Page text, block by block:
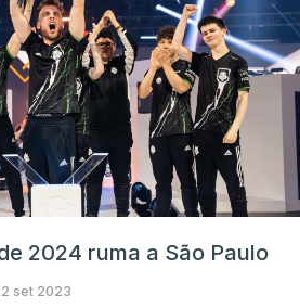
2024 ruma a São Paulo
set 2023